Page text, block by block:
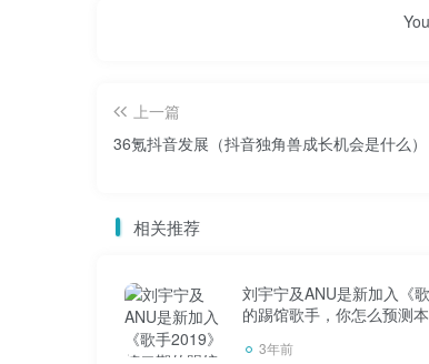
上一篇
36氪抖音发展（抖音独角兽成长机会是什么）
相关推荐
刘宇宁及ANU是新加入《
的踢馆歌手，你怎么预测
3年前